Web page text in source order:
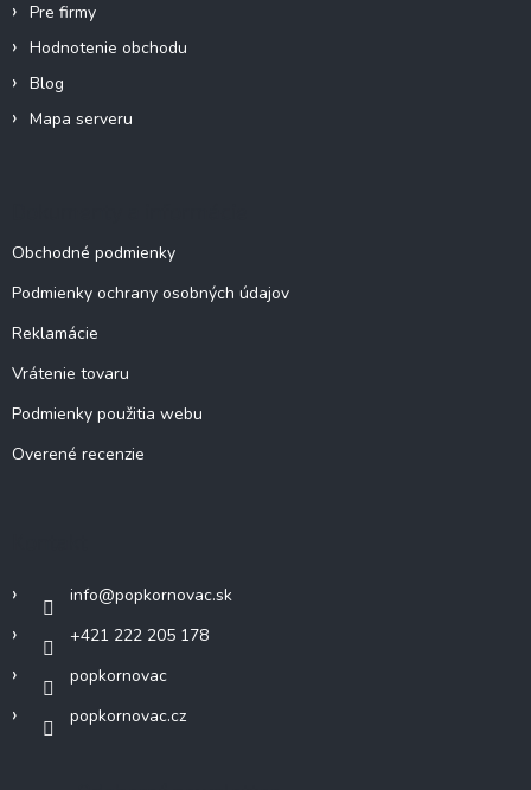
Pre firmy
Hodnotenie obchodu
Blog
Mapa serveru
Obchodné podmienky
Podmienky ochrany osobných údajov
Reklamácie
Vrátenie tovaru
Podmienky použitia webu
Overené recenzie
info@popkornovac.sk
+421 222 205 178
popkornovac
popkornovac.cz